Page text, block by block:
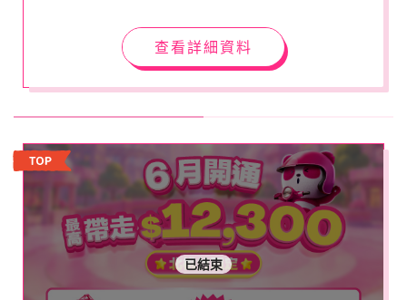
查看詳細資料
已結束